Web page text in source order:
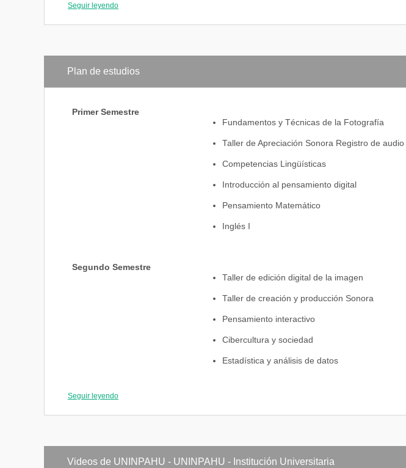
comunicación, las artes y el desarrollo tecnológico.
Seguir leyendo
Plan de estudios
Primer Semestre
Fundamentos y Técnicas de la Fotografía
Taller de Apreciación Sonora Registro de audio
Competencias Lingüísticas
Introducción al pensamiento digital
Pensamiento Matemático
Inglés I
Segundo Semestre
Taller de edición digital de la imagen
Taller de creación y producción Sonora
Pensamiento interactivo
Cibercultura y sociedad
Estadística y análisis de datos
Seguir leyendo
Videos de UNINPAHU - UNINPAHU - Institución Universitaria